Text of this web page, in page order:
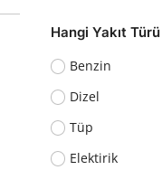
Hangi Yakıt
Benzin
Dizel
Tüp
Elektirik